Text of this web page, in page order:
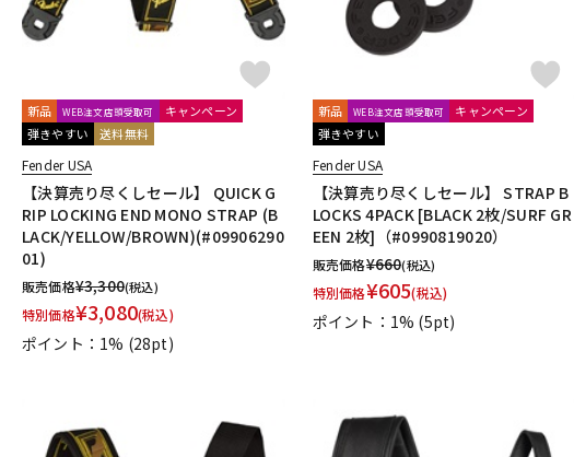
新品 WEB注文店頭受取可
キャンペーン
弾きやすい
送料無料
Fender USA
【決算売り尽くしセール】 QUICK G
RIP LOCKING END MONO STRAP (B
LACK/YELLOW/BROWN)(#09906290
01)
販売価格¥3,300(税込)
特別価格¥3,080(税込)
ポイント：1% (28pt)
新品 WEB注文店頭受取可
キャンペーン
弾きやすい
Fender USA
【決算売り尽くしセール】 STRAP B
LOCKS 4PACK [BLACK 2枚/SURF GR
EEN 2枚]（#0990819020）
販売価格¥660(税込)
特別価格¥605(税込)
ポイント：1% (5pt)